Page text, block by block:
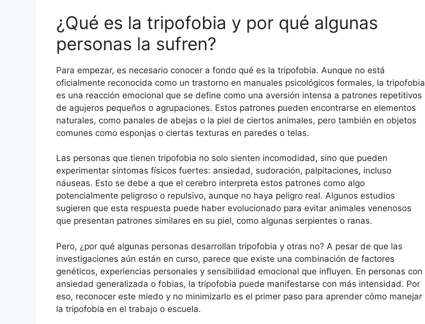
¿Qué es la tripofobia y por qué algunas
personas la sufren?
Para empezar, es necesario conocer a fondo qué es la tripofobia. Aunque no está
oficialmente reconocida como un trastorno en manuales psicológicos formales, la tripofobia
es una reacción emocional que se define como una aversión intensa a patrones repetitivos
de agujeros pequeños o agrupaciones. Estos patrones pueden encontrarse en elementos
naturales, como panales de abejas o la piel de ciertos animales, pero también en objetos
comunes como esponjas o ciertas texturas en paredes o telas.
Las personas que tienen tripofobia no solo sienten incomodidad, sino que pueden
experimentar síntomas físicos fuertes: ansiedad, sudoración, palpitaciones, incluso
náuseas. Esto se debe a que el cerebro interpreta estos patrones como algo
potencialmente peligroso o repulsivo, aunque no haya peligro real. Algunos estudios
sugieren que esta respuesta puede haber evolucionado para evitar animales venenosos
que presentan patrones similares en su piel, como algunas serpientes o ranas.
Pero, ¿por qué algunas personas desarrollan tripofobia y otras no? A pesar de que las
investigaciones aún están en curso, parece que existe una combinación de factores
genéticos, experiencias personales y sensibilidad emocional que influyen. En personas con
ansiedad generalizada o fobias, la tripofobia puede manifestarse con más intensidad. Por
eso, reconocer este miedo y no minimizarlo es el primer paso para aprender cómo manejar
la tripofobia en el trabajo o escuela.